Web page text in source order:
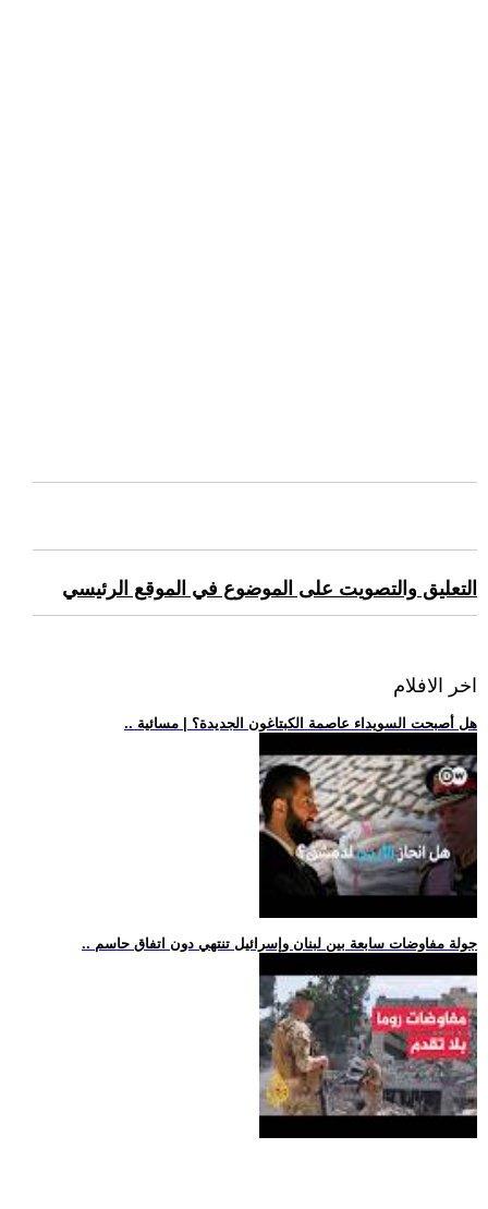
التعليق والتصويت على الموضوع في الموقع الرئيسي
اخر الافلام
.. هل أصبحت السويداء عاصمة الكبتاغون الجديدة؟ | مسائية
.. جولة مفاوضات سابعة بين لبنان وإسرائيل تنتهي دون اتفاق حاسم